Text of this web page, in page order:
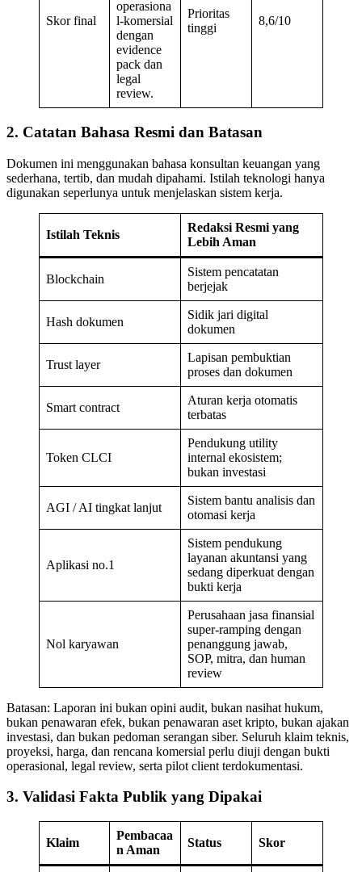
Skor final
operasiona
l-komersial
dengan
evidence
pack dan
legal
review.
Prioritas
tinggi
8,6/10
2. Catatan Bahasa Resmi dan Batasan
Dokumen ini menggunakan bahasa konsultan keuangan yang
sederhana, tertib, dan mudah dipahami. Istilah teknologi hanya
digunakan seperlunya untuk menjelaskan sistem kerja.
Istilah Teknis
Redaksi Resmi yang
Lebih Aman
Blockchain
Sistem pencatatan
berjejak
Hash dokumen
Sidik jari digital
dokumen
Trust layer
Lapisan pembuktian
proses dan dokumen
Smart contract
Aturan kerja otomatis
terbatas
Token CLCI
Pendukung utility
internal ekosistem;
bukan investasi
AGI / AI tingkat lanjut
Sistem bantu analisis dan
otomasi kerja
Aplikasi no.1
Sistem pendukung
layanan akuntansi yang
sedang diperkuat dengan
bukti kerja
Nol karyawan
Perusahaan jasa finansial
super-ramping dengan
penanggung jawab,
SOP, mitra, dan human
review
Batasan: Laporan ini bukan opini audit, bukan nasihat hukum,
bukan penawaran efek, bukan penawaran aset kripto, bukan ajakan
investasi, dan bukan pedoman serangan siber. Seluruh klaim teknis,
proyeksi, harga, dan rencana komersial perlu diuji dengan bukti
operasional, legal review, serta pilot client terdokumentasi.
3. Validasi Fakta Publik yang Dipakai
Klaim
Pembacaa
n Aman
Status Skor